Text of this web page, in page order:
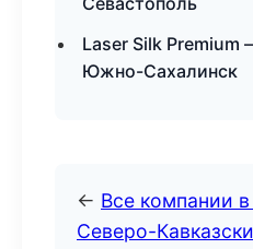
Laser Silk Premium
Южно-Сахалинск
← Все компании
Северо-